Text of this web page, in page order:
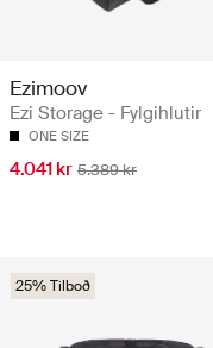
Ezimoov
Ezi Storage - Fylgihlutir
ONE SIZE
4.041 kr 5.389 kr
25% Tilboð